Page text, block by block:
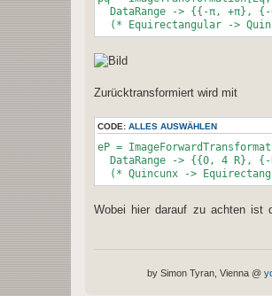
DataRange -> {{-π, +π},
(* Equirectangular ->
Zurücktransformiert wird mit
CODE: ALLES AUSWÄHLEN
eP =
DataRange -> {{0, 4 R},
(* Quincunx ->
Wobei hier darauf zu achten ist
by Simon Tyran, Vienna @